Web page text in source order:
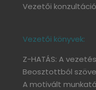
Vezetői konzultáció
Vezetői könyvek:
Z-HATÁS: A
Beosztottból
A motivált